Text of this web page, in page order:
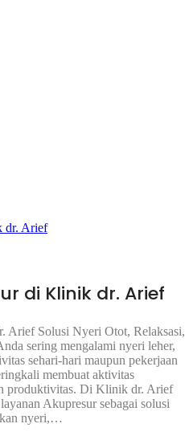
di Klinik dr. Arief
Arief Solusi Nyeri Otot, Relaksasi,
sering mengalami nyeri leher,
sehari-hari maupun pekerjaan
membuat aktivitas
produktivitas. Di Klinik dr. Arief
Akupresur sebagai solusi
nyeri,…